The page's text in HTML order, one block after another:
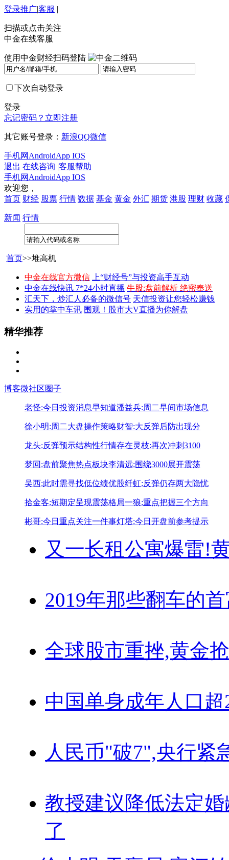
登录推广|客服 |
扫描或点击关注
中金在线客服
使用中金财经扫码登陆
下次自动登录
登录
忘记密码？ 立即注册
其它账号登录： 新浪QQ微信
手机网 AndroidApp IOS
退出 在线咨询 |客服帮助
手机网 AndroidApp IOS
欢迎您，
首页 财经 股票 行情 数据 基金 黄金 外汇 期货 港股 理财 收藏
新闻 行情
首页>>堆高机
中金在线官方微信
上“财经号”与投资高手互动
中金在线快讯 7*24小时直播 牛股:盘前解析 绝密奉送
汇天下，炒汇人必备的微信号 天信投资让您轻松赚钱
实用的掌中车讯 围观！股市大V直播为你解盘
精华推荐
博客微社区圈子
老怪:今日投资消息早知道潘益兵:周二早间市场信息
徐小明:周二大盘操作策略财智:大反弹后防出现分
龙头:反弹预示结构性行情存在灵枝:再次冲刺3100
梦回:盘前聚焦热点板块李清远:围绕3000展开震荡
吴西:此时需寻找低位绩优股纤虹:反弹仍存两大隐忧
拾金客:短期定呈现震荡格局一狼:重点把握三个方向
彬哥:今日重点关注一件事灯塔:今日开盘前参考提示
又一长租公寓爆雷!
2019年那些翻车的
全球股市重挫,黄金
中国单身成年人口超
人民币"破7",央行紧
教授建议降低法定婚
了